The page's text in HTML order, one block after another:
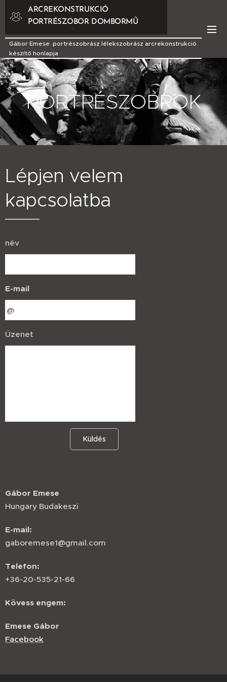
ARCREKONSTRUKCIÓ
PORTRÉSZOBOR DOMBORMŰ
DOMBORMŰVEK
Gábor Emese portrészobrász lélekszobrász arcrekonstrukció
készítő honlapja
PORTRÉSZOBROK
Lépjen velem
kapcsolatba
név
E-mail
Üzenet
Küldés
Gábor Emese
Hungary Budakeszi
E-mail:
gaboremese1@gmail.com
Telefon:
+36-20-535-21-66
Kövess engem:
Emese Gábor
Facebook